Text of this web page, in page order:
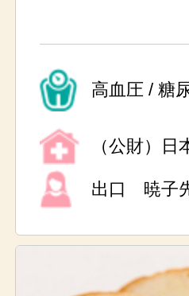
高血圧 / 糖
（公財）
出口 暁子